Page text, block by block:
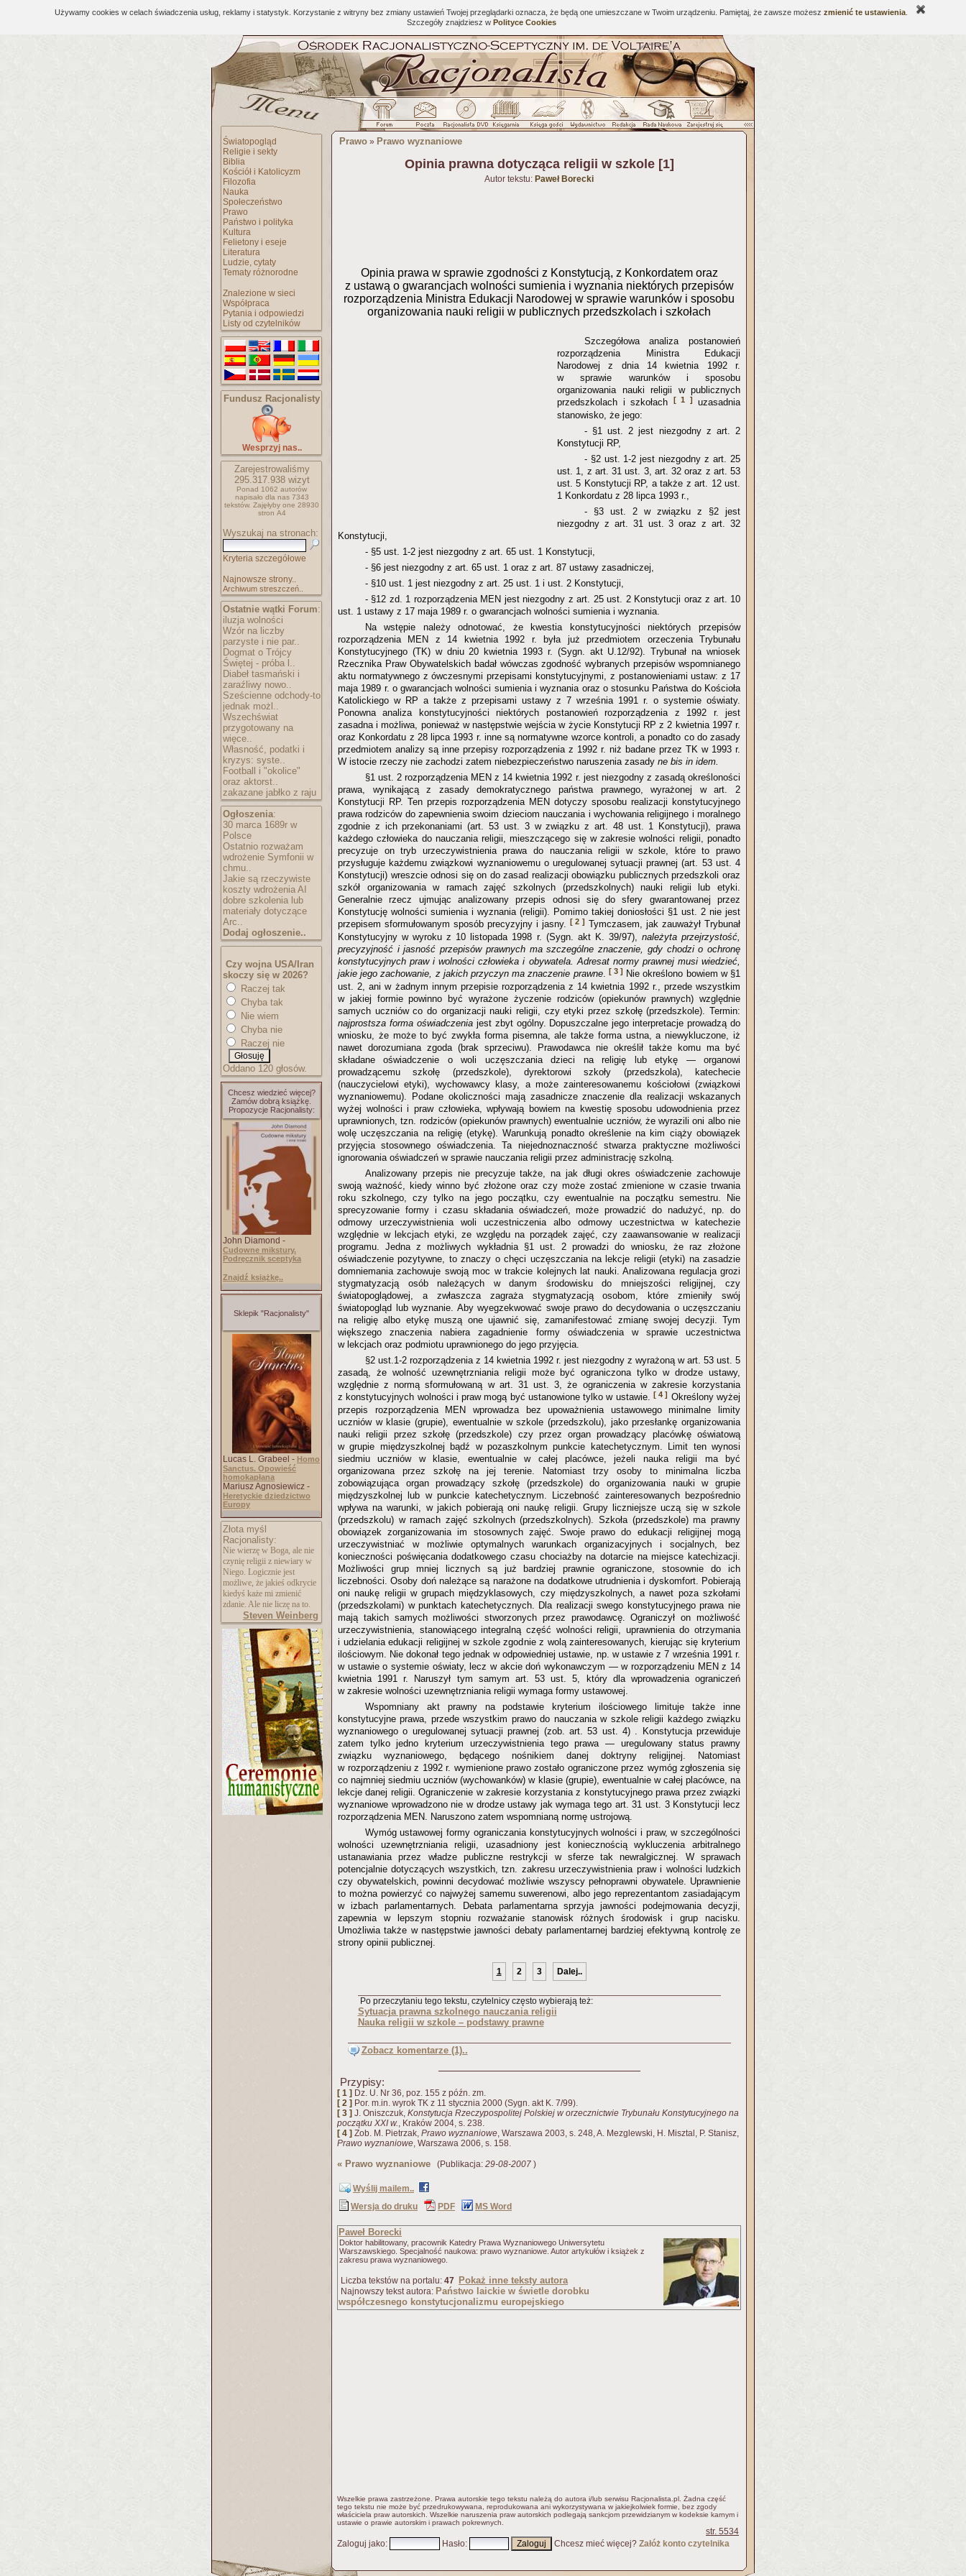
Używamy cookies w celach świadczenia usług, reklamy i statystyk. Korzystanie z witryny bez zmiany ustawień Twojej przeglądarki oznacza, że będą one umieszczane w Twoim urządzeniu. Pamiętaj, że zawsze możesz zmienić te ustawienia
Szczegóły znajdziesz w Polityce Cookies
Światopogląd
Religie i sekty
Biblia
Kościół i Katolicyzm
Filozofia
Nauka
Społeczeństwo
Prawo
Państwo i polityka
Kultura
Felietony i eseje
Literatura
Ludzie, cytaty
Tematy różnorodne
Znalezione w sieci
Współpraca
Pytania i odpowiedzi
Listy od czytelników
Fundusz Racjonalisty
Wesprzyj nas..
Zarejestrowaliśmy
295.317.938wizyt
Ponad 1062 autorów
napisało dla nas 7343
tekstów. Zajęłyby one 28930
stron A4
Wyszukaj na stronach:
Kryteria szczegółowe
Najnowsze strony..
Archiwum streszczeń..
Ostatnie wątki Forum:
iluzja wolności
Wzór na liczby
parzyste i nie par..
Dogmat o Trójcy
Świętej - próba l..
Diabeł tasmański i
zaraźliwy nowo..
Sześcienne odchody-to
jednak możl..
Wszechświat
przygotowany na
więce..
Własność, podatki i
kryzys: syste..
Football i "okolice"
oraz aktorst..
zakazane jabłko z raju
Ogłoszenia:
30 marca 1689r w
Polsce
Ostatnio rozważam
wdrożenie Symfonii w
chmu..
Jakie są rzeczywiste
koszty wdrożenia AI
dobre szkolenia lub
materiały dotyczące
Arc..
Dodaj ogłoszenie..
Czy wojna USA/Iran
skoczy się w 2026?
Raczej tak
Chyba tak
Nie wiem
Chyba nie
Raczej nie
Oddano 120 głosów.
Chcesz wiedzieć więcej?
Zamów dobrą książkę.
Propozycje Racjonalisty:
John Diamond -
Cudowne mikstury.
Podręcznik sceptyka
Znajdź książkę..
Sklepik "Racjonalisty"
Lucas L. Grabeel - Homo
Sanctus. Opowieść
homokapłana
Mariusz Agnosiewicz -
Heretyckie dziedzictwo
Europy
Złota myśl
Racjonalisty:
Nie wierzę w Boga, ale nie
czynię religii z niewiary w
Niego. Logicznie jest
możliwe, że jakieś odkrycie
kiedyś każe mi zmienić
zdanie. Ale nie liczę na to.
Steven Weinberg
Prawo » Prawo wyznaniowe
Opinia prawna dotycząca religii w szkole [1]
Autor tekstu: Paweł Borecki
Opinia prawa w sprawie zgodności z Konstytucją, z Konkordatem oraz
z ustawą o gwarancjach wolności sumienia i wyznania niektórych przepisów
rozporządzenia Ministra Edukacji Narodowej w sprawie warunków i sposobu
organizowania nauki religii w publicznych przedszkolach i szkołach
Szczegółowa analiza postanowień
rozporządzenia Ministra Edukacji
Narodowej z dnia 14 kwietnia 1992 r.
w sprawie warunków i sposobu
organizowania nauki religii w publicznych
przedszkolach i szkołach
[ 1 ]
uzasadnia
stanowisko, że jego:
- §1 ust. 2 jest niezgodny z art. 2
Konstytucji RP,
- §2 ust. 1-2 jest niezgodny z art. 25
ust. 1, z art. 31 ust. 3, art. 32 oraz z art. 53
ust. 5 Konstytucji RP, a także z art. 12 ust.
1 Konkordatu z 28 lipca 1993 r.,
- §3 ust. 2 w związku z §2 jest
niezgodny z art. 31 ust. 3 oraz z art. 32
Konstytucji,
- §5 ust. 1-2 jest niezgodny z art. 65 ust. 1 Konstytucji,
- §6 jest niezgodny z art. 65 ust. 1 oraz z art. 87 ustawy zasadniczej,
- §10 ust. 1 jest niezgodny z art. 25 ust. 1 i ust. 2 Konstytucji,
- §12 zd. 1 rozporządzenia MEN jest niezgodny z art. 25 ust. 2 Konstytucji oraz z art. 10
ust. 1 ustawy z 17 maja 1989 r. o gwarancjach wolności sumienia i wyznania.
Na wstępie należy odnotować, że kwestia konstytucyjności niektórych przepisów
rozporządzenia MEN z 14 kwietnia 1992 r. była już przedmiotem orzeczenia Trybunału
Konstytucyjnego (TK) w dniu 20 kwietnia 1993 r. (Sygn. akt U.12/92). Trybunał na wniosek
Rzecznika Praw Obywatelskich badał wówczas zgodność wybranych przepisów wspomnianego
aktu normatywnego z ówczesnymi przepisami konstytucyjnymi, z postanowieniami ustaw: z 17
maja 1989 r. o gwarancjach wolności sumienia i wyznania oraz o stosunku Państwa do Kościoła
Katolickiego w RP a także z przepisami ustawy z 7 września 1991 r. o systemie oświaty.
Ponowna analiza konstytucyjności niektórych postanowień rozporządzenia z 1992 r. jest
zasadna i możliwa, ponieważ w następstwie wejścia w życie Konstytucji RP z 2 kwietnia 1997 r.
oraz Konkordatu z 28 lipca 1993 r. inne są normatywne wzorce kontroli, a ponadto co do zasady
przedmiotem analizy są inne przepisy rozporządzenia z 1992 r. niż badane przez TK w 1993 r.
W istocie rzeczy nie zachodzi zatem niebezpieczeństwo naruszenia zasady ne bis in idem.
§1 ust. 2 rozporządzenia MEN z 14 kwietnia 1992 r. jest niezgodny z zasadą określoności
prawa, wynikającą z zasady demokratycznego państwa prawnego, wyrażonej w art. 2
Konstytucji RP. Ten przepis rozporządzenia MEN dotyczy sposobu realizacji konstytucyjnego
prawa rodziców do zapewnienia swoim dzieciom nauczania i wychowania religijnego i moralnego
zgodnie z ich przekonaniami (art. 53 ust. 3 w związku z art. 48 ust. 1 Konstytucji), prawa
każdego człowieka do nauczania religii, mieszczącego się w zakresie wolności religii, ponadto
precyzuje on tryb urzeczywistnienia prawa do nauczania religii w szkole, które to prawo
przysługuje każdemu związkowi wyznaniowemu o uregulowanej sytuacji prawnej (art. 53 ust. 4
Konstytucji) wreszcie odnosi się on do zasad realizacji obowiązku publicznych przedszkoli oraz
szkół organizowania w ramach zajęć szkolnych (przedszkolnych) nauki religii lub etyki.
Generalnie rzecz ujmując analizowany przepis odnosi się do sfery gwarantowanej przez
Konstytucję wolności sumienia i wyznania (religii). Pomimo takiej doniosłości §1 ust. 2 nie jest
przepisem sformułowanym sposób precyzyjny i jasny.
[ 2 ] Tymczasem, jak zauważył Trybunał
Konstytucyjny w wyroku z 10 listopada 1998 r. (Sygn. akt K. 39/97), należyta przejrzystość,
precyzyjność i jasność przepisów prawnych ma szczególne znaczenie, gdy chodzi o ochronę
konstytucyjnych praw i wolności człowieka i obywatela. Adresat normy prawnej musi wiedzieć,
jakie jego zachowanie, z jakich przyczyn ma znaczenie prawne. [ 3 ] Nie określono bowiem w §1
ust. 2, ani w żadnym innym przepisie rozporządzenia z 14 kwietnia 1992 r., przede wszystkim
w jakiej formie powinno być wyrażone życzenie rodziców (opiekunów prawnych) względnie
samych uczniów co do organizacji nauki religii, czy etyki przez szkołę (przedszkole). Termin:
najprostsza forma oświadczeniajest zbyt ogólny. Dopuszczalne jego interpretacje prowadzą do
wniosku, że może to być zwykła forma pisemna, ale także forma ustna, a niewykluczone, iż
nawet dorozumiana zgoda (brak sprzeciwu). Prawodawca nie określił także komu ma być
składane oświadczenie o woli uczęszczania dzieci na religię lub etykę — organowi
prowadzącemu szkołę (przedszkole), dyrektorowi szkoły (przedszkola), katechecie
(nauczycielowi etyki), wychowawcy klasy, a może zainteresowanemu kościołowi (związkowi
wyznaniowemu). Podane okoliczności mają zasadnicze znaczenie dla realizacji wskazanych
wyżej wolności i praw człowieka, wpływają bowiem na kwestię sposobu udowodnienia przez
uprawnionych, tzn. rodziców (opiekunów prawnych) ewentualnie uczniów, że wyrazili oni albo nie
wolę uczęszczania na religię (etykę). Warunkują ponadto określenie na kim ciąży obowiązek
przyjęcia stosownego oświadczenia. Ta niejednoznaczność stwarza praktyczne możliwości
ignorowania oświadczeń w sprawie nauczania religii przez administrację szkolną.
Analizowany przepis nie precyzuje także, na jak długi okres oświadczenie zachowuje
swoją ważność, kiedy winno być złożone oraz czy może zostać zmienione w czasie trwania
roku szkolnego, czy tylko na jego początku, czy ewentualnie na początku semestru. Nie
sprecyzowanie formy i czasu składania oświadczeń, może prowadzić do nadużyć, np. do
odmowy urzeczywistnienia woli uczestniczenia albo odmowy uczestnictwa w katechezie
względnie w lekcjach etyki, ze względu na porządek zajęć, czy zaawansowanie w realizacji
programu. Jedna z możliwych wykładnia §1 ust. 2 prowadzi do wniosku, że raz złożone
oświadczenie pozytywne, to znaczy o chęci uczęszczania na lekcje religii (etyki) na zasadzie
domniemania zachowuje swoją moc w trakcie kolejnych lat nauki. Analizowana regulacja grozi
stygmatyzacją osób należących w danym środowisku do mniejszości religijnej, czy
światopoglądowej, a zwłaszcza zagraża stygmatyzacją osobom, które zmieniły swój
światopogląd lub wyznanie. Aby wyegzekwować swoje prawo do decydowania o uczęszczaniu
na religię albo etykę muszą one ujawnić się, zamanifestować zmianę swojej decyzji. Tym
większego znaczenia nabiera zagadnienie formy oświadczenia w sprawie uczestnictwa
w lekcjach oraz podmiotu uprawnionego do jego przyjęcia.
§2 ust.1-2 rozporządzenia z 14 kwietnia 1992 r. jest niezgodny z wyrażoną w art. 53 ust. 5
zasadą, że wolność uzewnętrzniania religii może być ograniczona tylko w drodze ustawy,
względnie z normą sformułowaną w art. 31 ust. 3, że ograniczenia w zakresie korzystania
z konstytucyjnych wolności i praw mogą być ustanowione tylko w ustawie.
[ 4 ] Określony wyżej
przepis rozporządzenia MEN wprowadza bez upoważnienia ustawowego minimalne limity
uczniów w klasie (grupie), ewentualnie w szkole (przedszkolu), jako przesłankę organizowania
nauki religii przez szkołę (przedszkole) czy przez organ prowadzący placówkę oświatową
w grupie międzyszkolnej bądź w pozaszkolnym punkcie katechetycznym. Limit ten wynosi
siedmiu uczniów w klasie, ewentualnie w całej placówce, jeżeli nauka religii ma być
organizowana przez szkołę na jej terenie. Natomiast trzy osoby to minimalna liczba
zobowiązująca organ prowadzący szkołę (przedszkole) do organizowania nauki w grupie
międzyszkolnej lub w punkcie katechetycznym. Liczebność zainteresowanych bezpośrednio
wpływa na warunki, w jakich pobierają oni naukę religii. Grupy liczniejsze uczą się w szkole
(przedszkolu) w ramach zajęć szkolnych (przedszkolnych). Szkoła (przedszkole) ma prawny
obowiązek zorganizowania im stosownych zajęć. Swoje prawo do edukacji religijnej mogą
urzeczywistniać w możliwie optymalnych warunkach organizacyjnych i socjalnych, bez
konieczności poświęcania dodatkowego czasu chociażby na dotarcie na miejsce katechizacji.
Możliwości grup mniej licznych są już bardziej prawnie ograniczone, stosownie do ich
liczebności. Osoby doń należące są narażone na dodatkowe utrudnienia i dyskomfort. Pobierają
oni naukę religii w grupach międzyklasowych, czy międzyszkolnych, a nawet poza szkołami
(przedszkolami) w punktach katechetycznych. Dla realizacji swego konstytucyjnego prawa nie
mają takich samych możliwości stworzonych przez prawodawcę. Ograniczył on możliwość
urzeczywistnienia, stanowiącego integralną część wolności religii, uprawnienia do otrzymania
i udzielania edukacji religijnej w szkole zgodnie z wolą zainteresowanych, kierując się kryterium
ilościowym. Nie dokonał tego jednak w odpowiedniej ustawie, np. w ustawie z 7 września 1991 r.
w ustawie o systemie oświaty, lecz w akcie doń wykonawczym — w rozporządzeniu MEN z 14
kwietnia 1991 r. Naruszył tym samym art. 53 ust. 5, który dla wprowadzenia ograniczeń
w zakresie wolności uzewnętrzniania religii wymaga formy ustawowej.
Wspomniany akt prawny na podstawie kryterium ilościowego limituje także inne
konstytucyjne prawa, przede wszystkim prawo do nauczania w szkole religii każdego związku
wyznaniowego o uregulowanej sytuacji prawnej (zob. art. 53 ust. 4) . Konstytucja przewiduje
zatem tylko jedno kryterium urzeczywistnienia tego prawa — uregulowany status prawny
związku wyznaniowego, będącego nośnikiem danej doktryny religijnej. Natomiast
w rozporządzeniu z 1992 r. wymienione prawo zostało ograniczone przez wymóg zgłoszenia się
co najmniej siedmiu uczniów (wychowanków) w klasie (grupie), ewentualnie w całej placówce, na
lekcje danej religii. Ograniczenie w zakresie korzystania z konstytucyjnego prawa przez związki
wyznaniowe wprowadzono nie w drodze ustawy jak wymaga tego art. 31 ust. 3 Konstytucji lecz
rozporządzenia MEN. Naruszono zatem wspomnianą normę ustrojową.
Wymóg ustawowej formy ograniczania konstytucyjnych wolności i praw, w szczególności
wolności uzewnętrzniania religii, uzasadniony jest koniecznością wykluczenia arbitralnego
ustanawiania przez władze publiczne restrykcji w sferze tak newralgicznej. W sprawach
potencjalnie dotyczących wszystkich, tzn. zakresu urzeczywistnienia praw i wolności ludzkich
czy obywatelskich, powinni decydować możliwie wszyscy pełnoprawni obywatele. Uprawnienie
to można powierzyć co najwyżej samemu suwerenowi, albo jego reprezentantom zasiadającym
w izbach parlamentarnych. Debata parlamentarna sprzyja jawności podejmowania decyzji,
zapewnia w lepszym stopniu rozważanie stanowisk różnych środowisk i grup nacisku.
Umożliwia także w następstwie jawności debaty parlamentarnej bardziej efektywną kontrolę ze
strony opinii publicznej.
1 2 3 Dalej..
Po przeczytaniu tego tekstu, czytelnicy często wybierają też:
Sytuacja prawna szkolnego nauczania religii
Nauka religii w szkole – podstawy prawne
Zobacz komentarze (1)..
Przypisy:
[ 1 ] Dz. U. Nr 36, poz. 155 z późn. zm.
[ 2 ] Por. m.in. wyrok TK z 11 stycznia 2000 (Sygn. akt K. 7/99).
[ 3 ] J. Oniszczuk, Konstytucja Rzeczypospolitej Polskiej w orzecznictwie Trybunału Konstytucyjnego na
początku XXI w.
, Kraków 2004, s. 238.
[ 4 ] Zob. M. Pietrzak, Prawo wyznaniowe , Warszawa 2003, s. 248, A. Mezglewski, H. Misztal, P. Stanisz,
Prawo wyznaniowe , Warszawa 2006, s. 158.
« Prawo wyznaniowe (Publikacja: 29-08-2007 )
Wyślij mailem..
Wersja do druku
PDF MS Word
Paweł Borecki
Doktor habilitowany, pracownik Katedry Prawa Wyznaniowego Uniwersytetu
Warszawskiego. Specjalność naukowa: prawo wyznaniowe. Autor artykułów i książek z
zakresu prawa wyznaniowego.
Liczba tekstów na portalu: 47 Pokaż inne teksty autora
Najnowszy tekst autora: Państwo laickie w świetle dorobku
współczesnego konstytucjonalizmu europejskiego
Wszelkie prawa zastrzeżone. Prawa autorskie tego tekstu należą do autora i/lub serwisu Racjonalista.pl. Żadna część
tego tekstu nie może być przedrukowywana, reprodukowana ani wykorzystywana w jakiejkolwiek formie, bez zgody
właściciela praw autorskich. Wszelkie naruszenia praw autorskich podlegają sankcjom przewidzianym w kodeksie karnym i
ustawie o prawie autorskim i prawach pokrewnych.
str. 5534
Zaloguj jako: Hasło: Chcesz mieć więcej? Załóż konto czytelnika